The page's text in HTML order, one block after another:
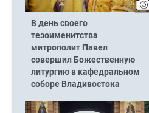
В день своего
тезоименитства
митрополит Павел
совершил Божественную
литургию в кафедральном
соборе Владивостока